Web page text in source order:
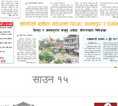
साउन १५